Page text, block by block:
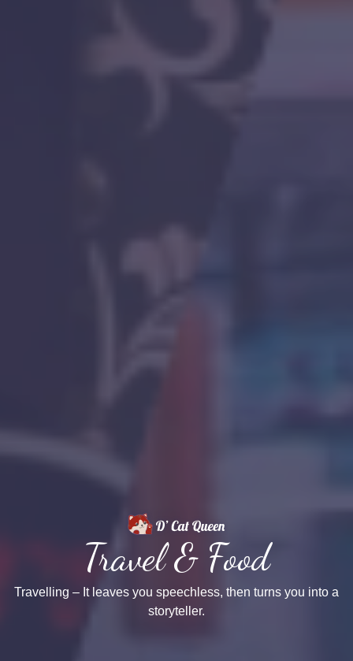
Travel & Food
Travelling – It leaves you speechless, then turns you into a
storyteller.